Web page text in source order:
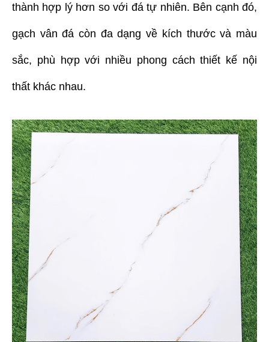
thành hợp lý hơn so với đá tự nhiên. Bên cạnh đó,
gạch vân đá còn đa dạng về kích thước và màu
sắc, phù hợp với nhiều phong cách thiết kế nội
thất khác nhau.